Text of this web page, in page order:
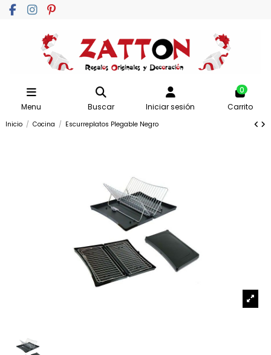
Menu Buscar Iniciar sesión
0
Carrito
Inicio Cocina Escurreplatos Plegable Negro